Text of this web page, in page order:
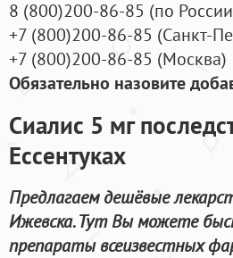
8 (800)200-86-85 (по
+7 (800)200-86-85 (Санкт-
+7 (800)200-86-85 (Москва)
Обязательно назовите
Сиалис 5 мг
Ессентуках
Предлагаем дешёвые
Ижевска. Тут Вы можете
препараты всеизвестных